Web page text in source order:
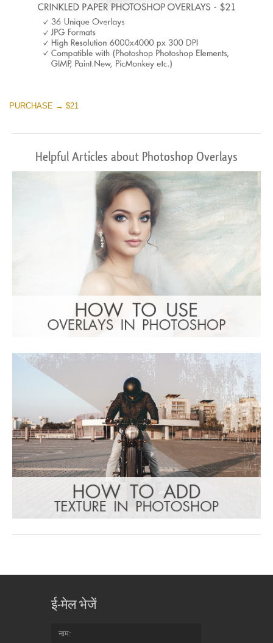
PURCHASE → $21
Helpful Articles about Photoshop Overlays
ई-मेल भेजें
नाम